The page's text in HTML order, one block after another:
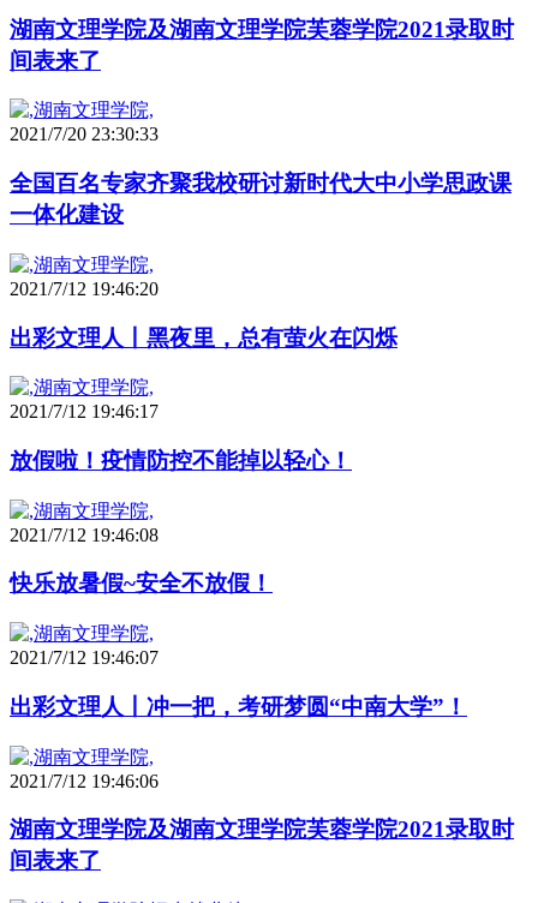
湖南文理学院及湖南文理学院芙蓉学院2021录取时
间表来了
2021/7/20 23:30:33
全国百名专家齐聚我校研讨新时代大中小学思政课
一体化建设
2021/7/12 19:46:20
出彩文理人丨黑夜里，总有萤火在闪烁
2021/7/12 19:46:17
放假啦！疫情防控不能掉以轻心！
2021/7/12 19:46:08
快乐放暑假~安全不放假！
2021/7/12 19:46:07
出彩文理人丨冲一把，考研梦圆“中南大学”！
2021/7/12 19:46:06
湖南文理学院及湖南文理学院芙蓉学院2021录取时
间表来了